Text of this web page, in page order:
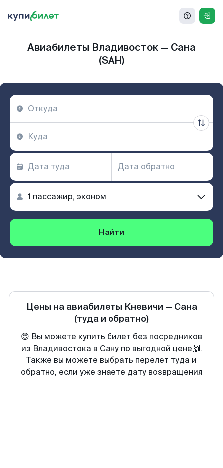
Авиабилеты Владивосток — Сана
(SAH)
Найти
Цены на авиабилеты Кневичи — Сана
(туда и обратно)
😍 Вы можете купить билет без посредников
из Владивостока в Сану по выгодной цене🙌.
Также вы можете выбрать перелет туда и
обратно, если уже знаете дату возвращения